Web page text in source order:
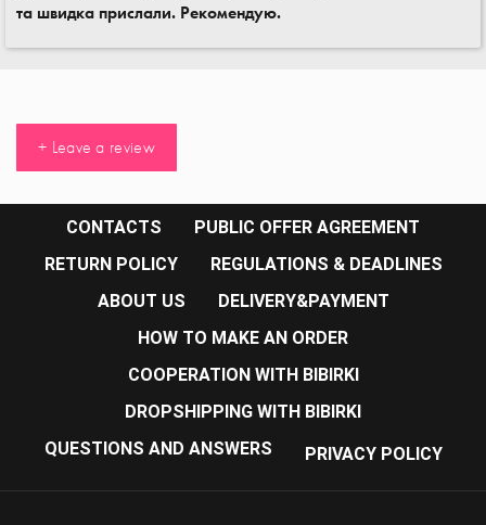
та швидка прислали. Рекомендую.
+ Leave a review
CONTACTS
PUBLIC OFFER AGREEMENT
RETURN POLICY
REGULATIONS & DEADLINES
ABOUT US
DELIVERY&PAYMENT
HOW TO MAKE AN ORDER
COOPERATION WITH BIBIRKI
DROPSHIPPING WITH BIBIRKI
QUESTIONS AND ANSWERS
PRIVACY POLICY